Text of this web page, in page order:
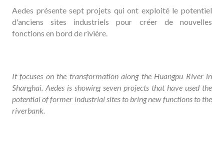
Aedes présente sept projets qui ont exploité le potentiel
d'anciens sites industriels pour créer de nouvelles
fonctions en bord de rivière.
It focuses on the transformation along the Huangpu River in
Shanghai. Aedes is showing seven projects that have used the
potential of former industrial sites to bring new functions to the
riverbank.